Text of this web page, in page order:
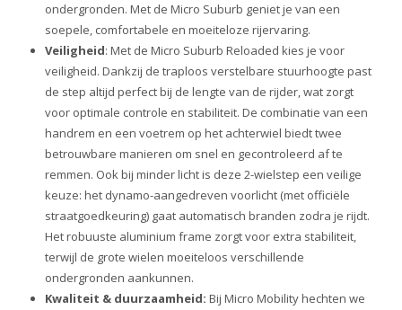
ondergronden. Met de Micro Suburb geniet je van een
soepele, comfortabele en moeiteloze rijervaring.
Veiligheid: Met de Micro Suburb Reloaded kies je voor
veiligheid. Dankzij de traploos verstelbare stuurhoogte past
de step altijd perfect bij de lengte van de rijder, wat zorgt
voor optimale controle en stabiliteit. De combinatie van een
handrem en een voetrem op het achterwiel biedt twee
betrouwbare manieren om snel en gecontroleerd af te
remmen. Ook bij minder licht is deze 2-wielstep een veilige
keuze: het dynamo-aangedreven voorlicht (met officiële
straatgoedkeuring) gaat automatisch branden zodra je rijdt.
Het robuuste aluminium frame zorgt voor extra stabiliteit,
terwijl de grote wielen moeiteloos verschillende
ondergronden aankunnen.
Kwaliteit & duurzaamheid: Bij Micro Mobility hechten we